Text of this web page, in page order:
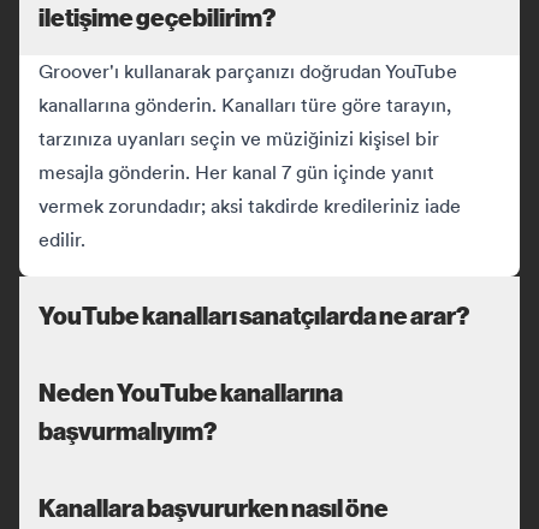
iletişime geçebilirim?
Groover'ı kullanarak parçanızı doğrudan YouTube
kanallarına gönderin. Kanalları türe göre tarayın,
tarzınıza uyanları seçin ve müziğinizi kişisel bir
mesajla gönderin. Her kanal 7 gün içinde yanıt
vermek zorundadır; aksi takdirde kredileriniz iade
edilir.
YouTube kanalları sanatçılarda ne arar?
Neden YouTube kanallarına
başvurmalıyım?
Kanallara başvururken nasıl öne